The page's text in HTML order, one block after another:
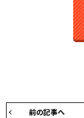
前の記事へ